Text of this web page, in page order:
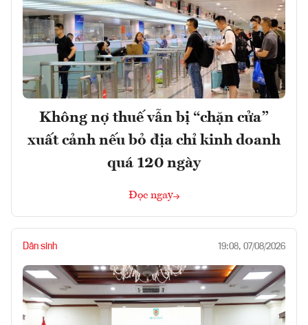
Không nợ thuế vẫn bị “chặn cửa”
xuất cảnh nếu bỏ địa chỉ kinh doanh
quá 120 ngày
Đọc ngay
Dân sinh 19:08, 07/08/2026